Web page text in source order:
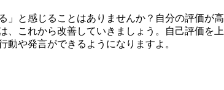
」と感じることはありませんか？自分の評価
、これから改善していきましょう。自己評価を
動や発言ができるようになりますよ。